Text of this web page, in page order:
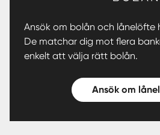
Ansök om bolån och lånelöfte
De matchar dig mot flera
enkelt att välja rätt bolån.
Ansök om